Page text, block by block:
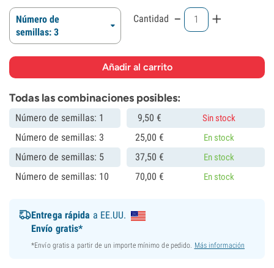
Número de
semillas: 3
Cantidad - +
Todas las combinaciones posibles:
Número de semillas: 1 9,50 € Sin stock
Número de semillas: 3 25,00 € En stock
Número de semillas: 5 37,50 € En stock
Número de semillas: 10 70,00 € En stock
Entrega rápida a EE.UU.
Envío gratis*
*Envío gratis a partir de un importe mínimo de pedido. Más información